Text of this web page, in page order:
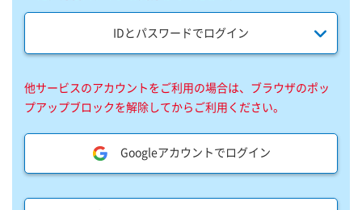
IDとパスワードでログイン
他サービスのアカウントをご利用の場合は、ブラウザのポッ
プアップブロックを解除してからご利用ください。
Googleアカウントでログイン